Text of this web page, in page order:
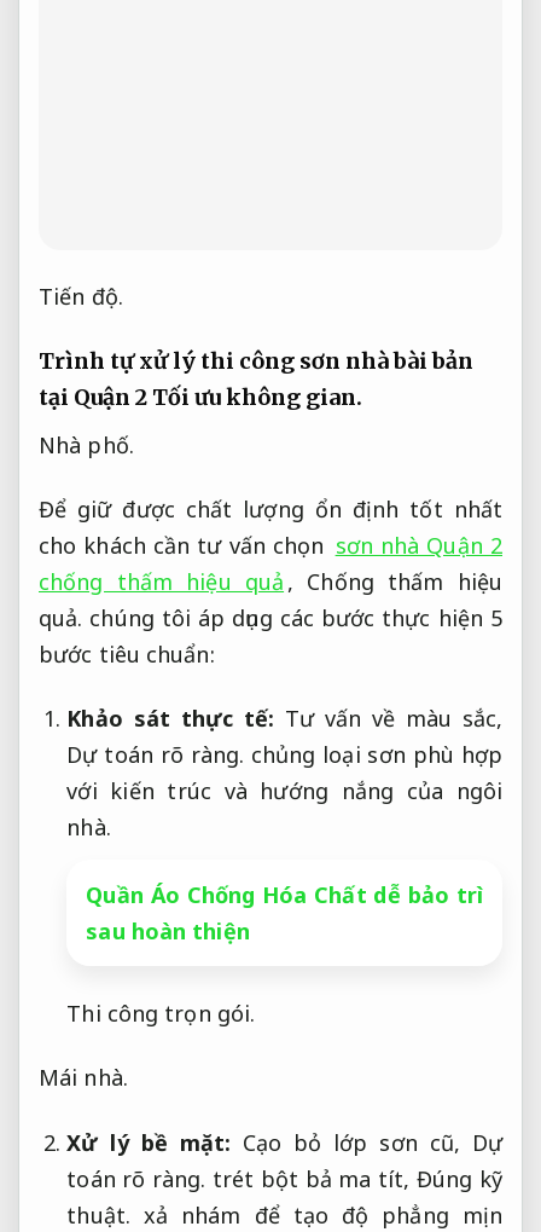
Tiến độ.
Trình tự xử lý thi công sơn nhà bài bản
tại Quận 2 Tối ưu không gian.
Nhà phố.
Để giữ được chất lượng ổn định tốt nhất
cho khách cần tư vấn chọn sơn nhà Quận 2
chống thấm hiệu quả , Chống thấm hiệu
quả. chúng tôi áp dụng các bước thực hiện 5
bước tiêu chuẩn:
Khảo sát thực tế: Tư vấn về màu sắc,
Dự toán rõ ràng. chủng loại sơn phù hợp
với kiến trúc và hướng nắng của ngôi
nhà.
Quần Áo Chống Hóa Chất dễ bảo trì
sau hoàn thiện
Thi công trọn gói.
Mái nhà.
Xử lý bề mặt: Cạo bỏ lớp sơn cũ, Dự
toán rõ ràng. trét bột bả ma tít, Đúng kỹ
thuật. xả nhám để tạo độ phẳng mịn